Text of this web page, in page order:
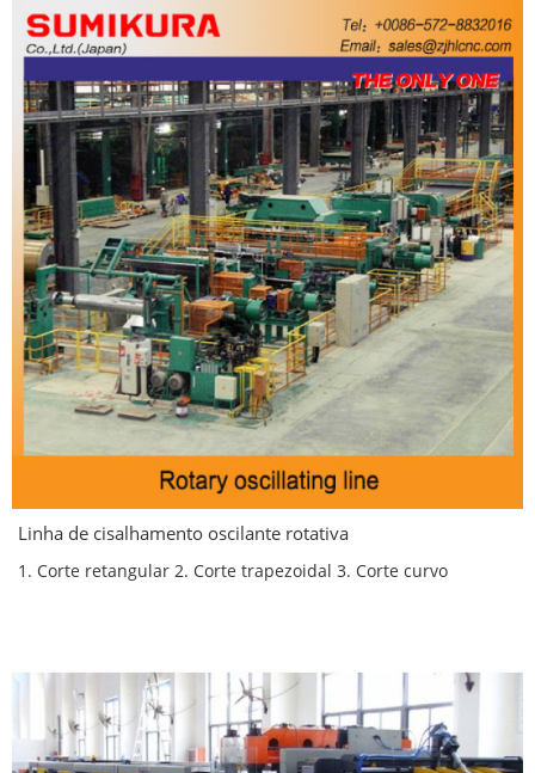
Linha de cisalhamento oscilante rotativa
1. Corte retangular 2. Corte trapezoidal 3. Corte curvo